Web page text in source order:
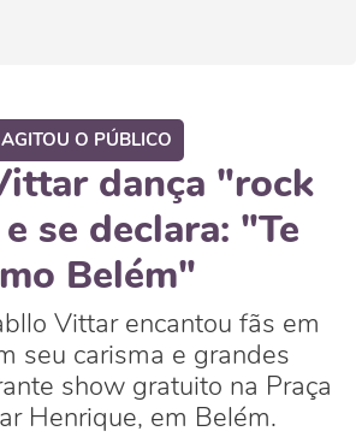
AGITOU O PÚBLICO
dança "rock
se declara: "Te
Belém"
Vittar encantou fãs em
seu carisma e grandes
show gratuito na Praça
Henrique, em Belém.